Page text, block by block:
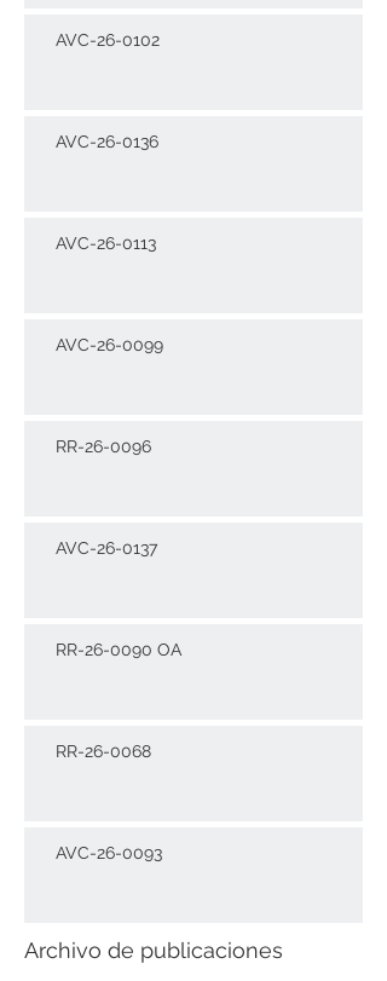
AVC-26-0102
AVC-26-0136
AVC-26-0113
AVC-26-0099
RR-26-0096
AVC-26-0137
RR-26-0090 OA
RR-26-0068
AVC-26-0093
Archivo de publicaciones